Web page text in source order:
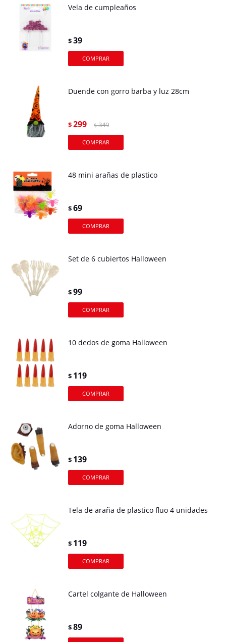
Vela de cumpleaños
$39
Duende con gorro barba y luz 28cm
$299 $ 349
48 mini arañas de plastico
$69
Set de 6 cubiertos Halloween
$99
10 dedos de goma Halloween
$ 119
Adorno de goma Halloween
$ 139
Tela de araña de plastico fluo 4 unidades
$ 119
Cartel colgante de Halloween
$89